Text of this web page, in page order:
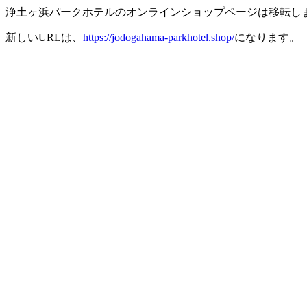
浄土ヶ浜パークホテルのオンラインショップページは移転し
新しいURLは、 https://jodogahama-parkhotel.shop/になります。